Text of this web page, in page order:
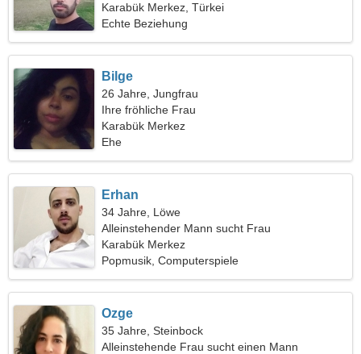
Karabük Merkez, Türkei
Echte Beziehung
Bilge
26 Jahre, Jungfrau
Ihre fröhliche Frau
Karabük Merkez
Ehe
Erhan
34 Jahre, Löwe
Alleinstehender Mann sucht Frau
Karabük Merkez
Popmusik, Computerspiele
Ozge
35 Jahre, Steinbock
Alleinstehende Frau sucht einen Mann